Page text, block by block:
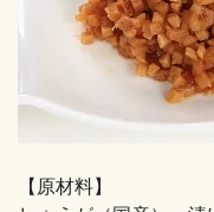
【原材料】